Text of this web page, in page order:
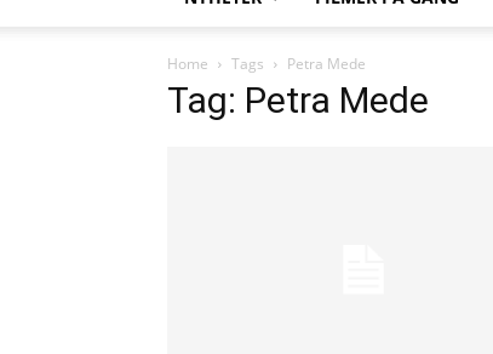
Home Tags Petra Mede
Tag: Petra Mede